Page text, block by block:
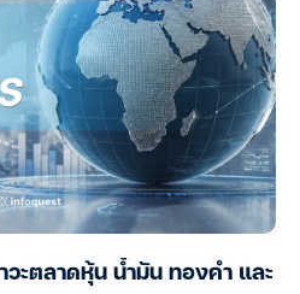
ะตลาดหุ้น น้ำมัน ทองคำ และ